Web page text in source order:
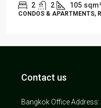
2 2 105
CONDOS & APARTMENTS,
Contact us
Bangkok Office